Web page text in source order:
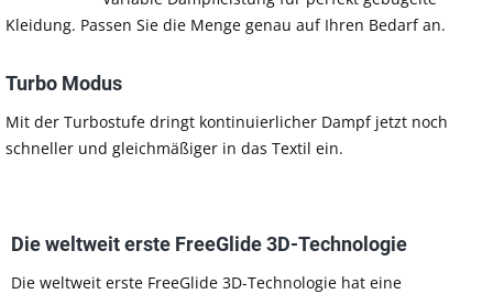
Kleidung. Passen Sie die Menge genau auf Ihren Bedarf an.
Turbo Modus
Mit der Turbostufe dringt kontinuierlicher Dampf jetzt noch
schneller und gleichmäßiger in das Textil ein.
Die weltweit erste FreeGlide 3D-Technologie
Die weltweit erste FreeGlide 3D-Technologie hat eine